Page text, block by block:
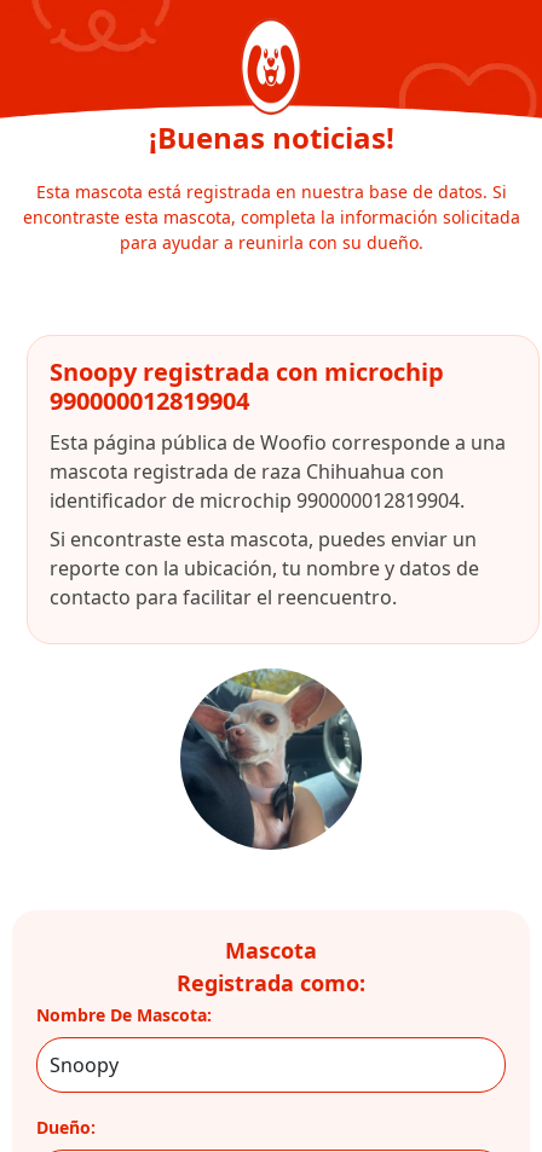
¡Buenas noticias!
Esta mascota está registrada en nuestra base de datos. Si
encontraste esta mascota, completa la información solicitada
para ayudar a reunirla con su dueño.
Snoopy registrada con microchip
990000012819904
Esta página pública de Woofio corresponde a una
mascota registrada de raza Chihuahua con
identificador de microchip 990000012819904.
Si encontraste esta mascota, puedes enviar un
reporte con la ubicación, tu nombre y datos de
contacto para facilitar el reencuentro.
Mascota
Registrada como:
Nombre De Mascota:
Dueño: